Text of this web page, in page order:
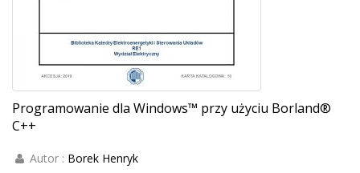
Programowanie dla Windows™ przy użyciu Borland®
C++
Autor : Borek Henryk